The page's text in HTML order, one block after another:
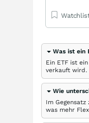
Was ist ein
Ein ETF ist
verkauft wird.
Wie
Im
was mehr